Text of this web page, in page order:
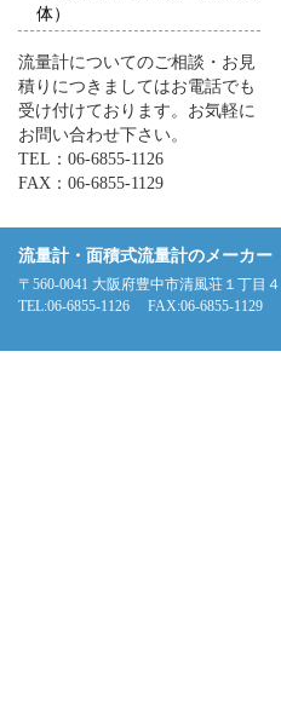
体）
流量計についてのご相談・お見
積りにつきましてはお電話でも
受け付けております。お気軽に
お問い合わせ下さい。
TEL：06-6855-1126
FAX：06-6855-1129
流量計・面積式流量計のメーカ
〒560-0041 大阪府豊中市清風荘１丁目
TEL:06-6855-1126 FAX:06-6855-1129